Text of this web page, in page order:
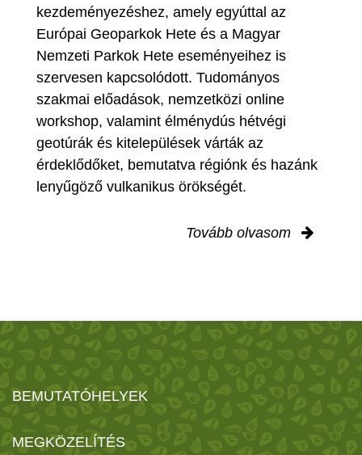
kezdeményezéshez, amely egyúttal az
Európai Geoparkok Hete és a Magyar
Nemzeti Parkok Hete eseményeihez is
szervesen kapcsolódott. Tudományos
szakmai előadások, nemzetközi online
workshop, valamint élménydús hétvégi
geotúrák és kitelepülések várták az
érdeklődőket, bemutatva régiónk és hazánk
lenyűgöző vulkanikus örökségét.
Tovább olvasom
BEMUTATÓHELYEK
MEGKÖZELÍTÉS